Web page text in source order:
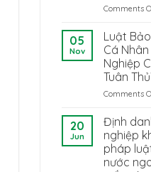
Comments
05
Nov
Luật
Cá
Nghiệp
Tuân
Comments
20
Jun
Định
nghiệp
pháp
nước